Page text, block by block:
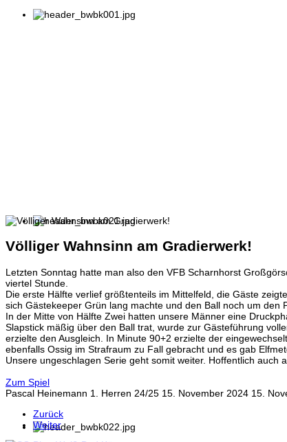
Völliger Wahnsinn am Gradierwerk!
Letzten Sonntag hatte man also den VFB Scharnhorst
viertel Stunde.
Die erste Hälfte verlief größtenteils im Mittelfeld, die Gäste
sich Gästekeeper Grün lang machte und den Ball noch um den
In der Mitte von Hälfte Zwei hatten unsere Männer eine
Slapstick mäßig über den Ball trat, wurde zur Gästeführung
erzielte den Ausgleich. In Minute 90+2 erzielte der
ebenfalls Ossig im Strafraum zu Fall gebracht und es gab
Unsere ungeschlagen Serie geht somit weiter. Hoffentlich auch
Zum Spiel
Pascal Heinemann 1. Herren 24/25 15. November 2024 15.
Zurück
Weiter